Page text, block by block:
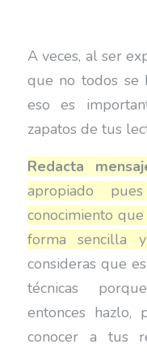
A veces, al ser
que no todos se
eso es
zapatos de tus
Redacta
apropiado
conocimiento
forma sencilla
consideras que
técnicas
entonces hazlo,
conocer a tus